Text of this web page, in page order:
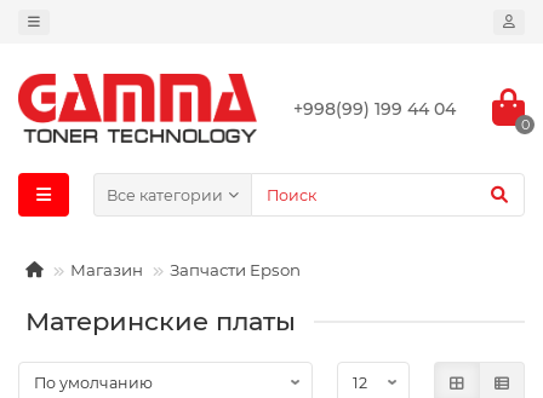
+998(99) 199 44 04
0
Все категории
Магазин Запчасти Epson
Материнские платы